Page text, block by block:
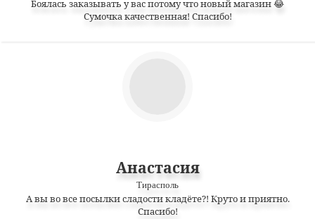
Боялась заказывать у вас потому что новый магазин 😂
Сумочка качественная! Спасибо!
Анастасия
Тирасполь
А вы во все посылки сладости кладёте?! Круто и приятно.
Спасибо!